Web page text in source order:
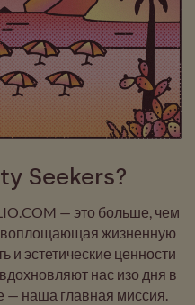
Seekers?
— это больше, чем
воплощающая жизненную
и эстетические ценности
нас изо дня в
— наша главная миссия.